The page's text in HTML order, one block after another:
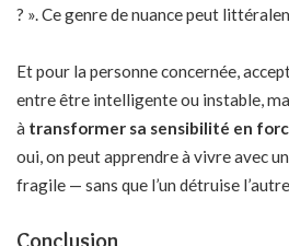
? ». Ce genre de nuance peut
Et pour la personne concernée,
entre être intelligente ou instable,
à transformer sa sensibilité en
oui, on peut apprendre à vivre avec
fragile — sans que l’un détruise